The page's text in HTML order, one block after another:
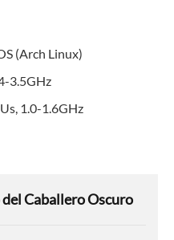
(Arch Linux)
3.5GHz
1.0-1.6GHz
Caballero Oscuro